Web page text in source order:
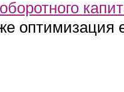
оборотного